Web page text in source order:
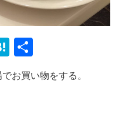
Hatena
有
お買い物をする。